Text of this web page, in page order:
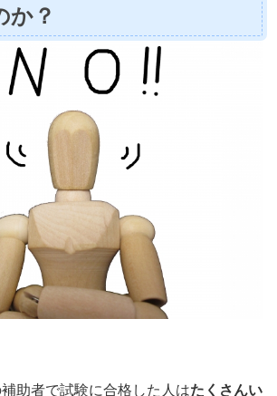
か？
助者で試験に合格した人はたくさんい